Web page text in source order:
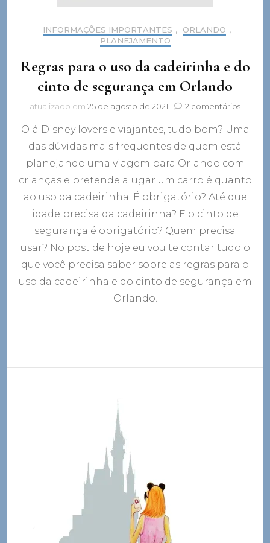
INFORMAÇÕES IMPORTANTES , ORLANDO ,
PLANEJAMENTO
Regras para o uso da cadeirinha e do
cinto de segurança em Orlando
atualizado em 25 de agosto de 2021 2 comentáriosem
para
da
do
em
Olá Disney lovers e viajantes, tudo bom? Uma
das dúvidas mais frequentes de quem está
planejando uma viagem para Orlando com
crianças e pretende alugar um carro é quanto
ao uso da cadeirinha. É obrigatório? Até que
idade precisa da cadeirinha? E o cinto de
segurança é obrigatório? Quem precisa
usar? No post de hoje eu vou te contar tudo o
que você precisa saber sobre as regras para o
uso da cadeirinha e do cinto de segurança em
Orlando.